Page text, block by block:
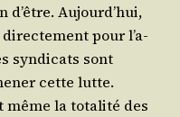
d’être. Aujourd’­hui,
pour l’a­
syn­di­cats sont
cette lutte.
même la tota­li­té des